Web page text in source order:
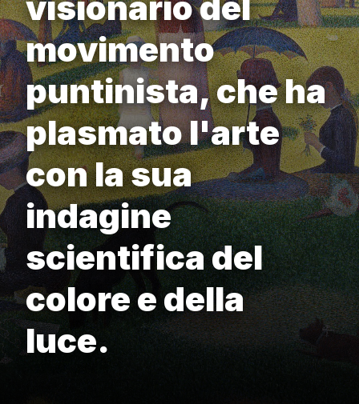
movimento
puntinista, che ha
plasmato l'arte
con la sua
indagine
scientifica del
colore e della
luce.